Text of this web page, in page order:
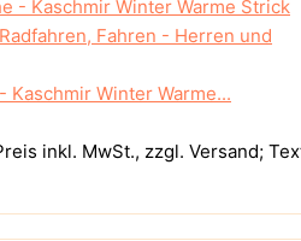
Winter Warme...
inkl. MwSt., zzgl. Versand;